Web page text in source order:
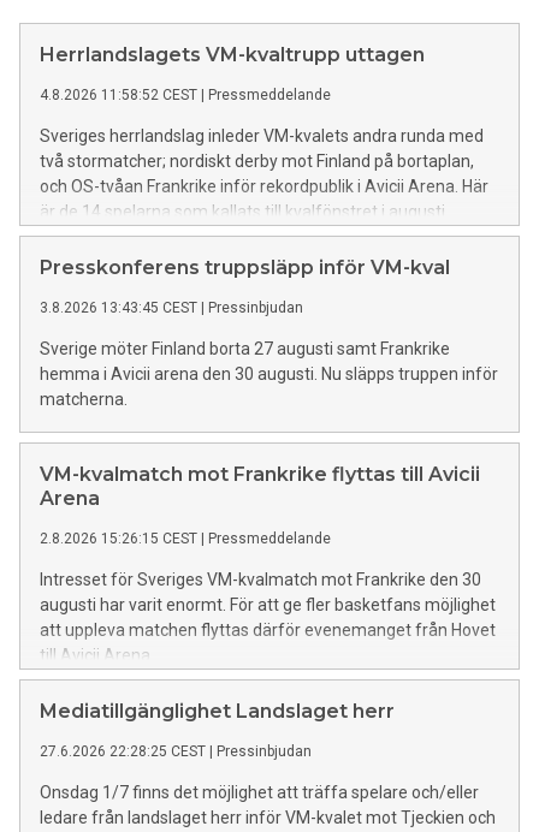
Herrlandslagets VM-kvaltrupp uttagen
4.8.2026 11:58:52 CEST Pressmeddelande
Sveriges herrlandslag inleder VM-kvalets andra runda med
två stormatcher; nordiskt derby mot Finland på bortaplan,
och OS-tvåan Frankrike inför rekordpublik i Avicii Arena. Här
är de 14 spelarna som kallats till kvalfönstret i augusti.
Presskonferens truppsläpp inför VM-kval
3.8.2026 13:43:45 CEST Pressinbjudan
Sverige möter Finland borta 27 augusti samt Frankrike
hemma i Avicii arena den 30 augusti. Nu släpps truppen inför
matcherna.
VM-kvalmatch mot Frankrike flyttas till Avicii
Arena
2.8.2026 15:26:15 CEST Pressmeddelande
Intresset för Sveriges VM-kvalmatch mot Frankrike den 30
augusti har varit enormt. För att ge fler basketfans möjlighet
att uppleva matchen flyttas därför evenemanget från Hovet
till Avicii Arena.
Mediatillgänglighet Landslaget herr
27.6.2026 22:28:25 CEST Pressinbjudan
Onsdag 1/7 finns det möjlighet att träffa spelare och/eller
ledare från landslaget herr inför VM-kvalet mot Tjeckien och